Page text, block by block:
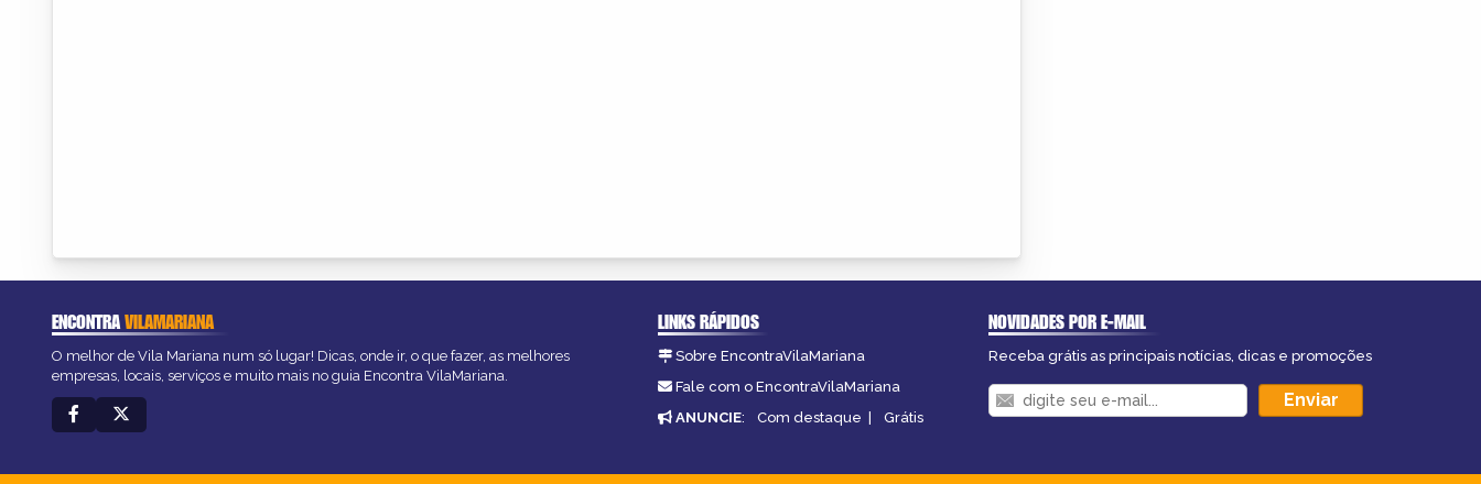
ENCONTRAVILAMARIANA
O melhor de Vila Mariana num só lugar! Dicas, onde ir, o que fazer, as melhores
empresas, locais, serviços e muito mais no guia Encontra VilaMariana.
LINKS RÁPIDOS
Sobre EncontraVilaMariana
Fale com o EncontraVilaMariana
ANUNCIE: Com destaque | Grátis
NOVIDADES POR E-MAIL
Receba grátis as principais notícias, dicas e promoções